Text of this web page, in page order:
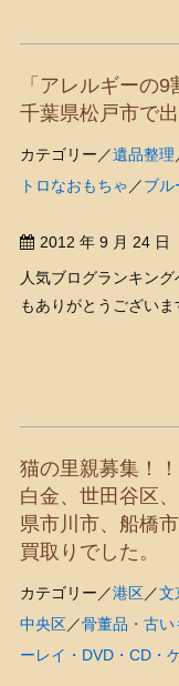
「アレルギーの
千葉県松戸市で
カテゴリー／遺品整理
トロなおもちゃ／ブル
2012 年 9 月 24 日
人気ブログランキン
もありがとうござい
（藤田紘一郎/だいわ
猫の里親募集！
白金、世田谷区
県市川市、船橋
買取りでした。
カテゴリー／港区／文
中央区／骨董品・古い
ーレイ・DVD・CD・